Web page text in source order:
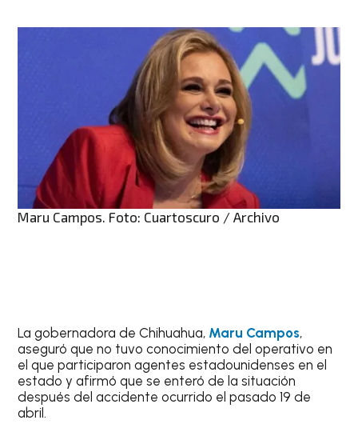
Maru Campos. Foto: Cuartoscuro / Archivo
La gobernadora de Chihuahua, Maru Campos,
aseguró que no tuvo conocimiento del operativo en
el que participaron agentes estadounidenses en el
estado y afirmó que se enteró de la situación
después del accidente ocurrido el pasado 19 de
abril.